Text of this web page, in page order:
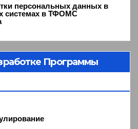
персональных данных в
системах в ТФОМС
Программы